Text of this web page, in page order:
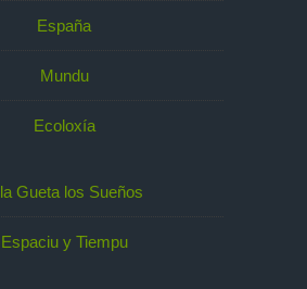
España
Mundu
Ecoloxía
Gueta los Sueños
Espaciu y Tiempu